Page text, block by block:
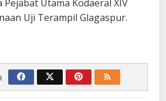
Pejabat Utama Kodaeral XIV
Uji Terampil Glagaspur.